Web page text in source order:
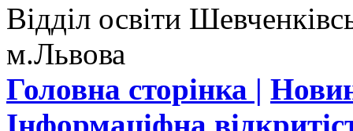
Відділ освіти
м.Львова
Головна сторінка |
Інформаціфна